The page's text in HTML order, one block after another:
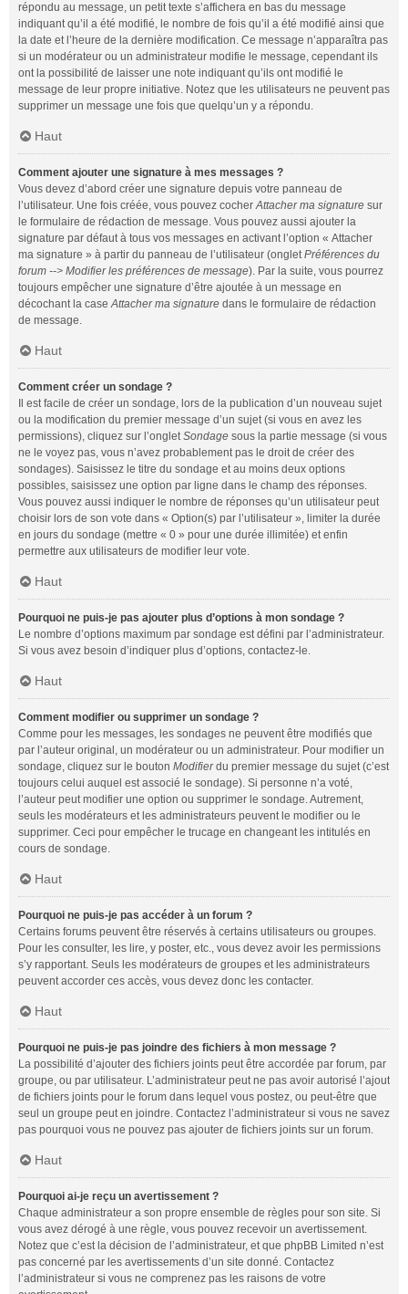
répondu au message, un petit texte s’affichera en bas du message
indiquant qu’il a été modifié, le nombre de fois qu’il a été modifié ainsi que
la date et l’heure de la dernière modification. Ce message n’apparaîtra pas
si un modérateur ou un administrateur modifie le message, cependant ils
ont la possibilité de laisser une note indiquant qu’ils ont modifié le
message de leur propre initiative. Notez que les utilisateurs ne peuvent pas
supprimer un message une fois que quelqu’un y a répondu.
Haut
Comment ajouter une signature à mes messages ?
Vous devez d’abord créer une signature depuis votre panneau de
l’utilisateur. Une fois créée, vous pouvez cocherAttacher ma signature sur
le formulaire de rédaction de message. Vous pouvez aussi ajouter la
signature par défaut à tous vos messages en activant l’option « Attacher
ma signature » à partir du panneau de l’utilisateur (ongletPréférences du
forum --> Modifier les préférences de message). Par la suite, vous pourrez
toujours empêcher une signature d’être ajoutée à un message en
décochant la caseAttacher ma signature dans le formulaire de rédaction
de message.
Haut
Comment créer un sondage ?
Il est facile de créer un sondage, lors de la publication d’un nouveau sujet
ou la modification du premier message d’un sujet (si vous en avez les
permissions), cliquez sur l’ongletSondage sous la partie message (si vous
ne le voyez pas, vous n’avez probablement pas le droit de créer des
sondages). Saisissez le titre du sondage et au moins deux options
possibles, saisissez une option par ligne dans le champ des réponses.
Vous pouvez aussi indiquer le nombre de réponses qu’un utilisateur peut
choisir lors de son vote dans « Option(s) par l’utilisateur », limiter la durée
en jours du sondage (mettre « 0 » pour une durée illimitée) et enfin
permettre aux utilisateurs de modifier leur vote.
Haut
Pourquoi ne puis-je pas ajouter plus d’options à mon sondage ?
Le nombre d’options maximum par sondage est défini par l’administrateur.
Si vous avez besoin d’indiquer plus d’options, contactez-le.
Haut
Comment modifier ou supprimer un sondage ?
Comme pour les messages, les sondages ne peuvent être modifiés que
par l’auteur original, un modérateur ou un administrateur. Pour modifier un
sondage, cliquez sur le bouton Modifierdu premier message du sujet (c’est
toujours celui auquel est associé le sondage). Si personne n’a voté,
l’auteur peut modifier une option ou supprimer le sondage. Autrement,
seuls les modérateurs et les administrateurs peuvent le modifier ou le
supprimer. Ceci pour empêcher le trucage en changeant les intitulés en
cours de sondage.
Haut
Pourquoi ne puis-je pas accéder à un forum ?
Certains forums peuvent être réservés à certains utilisateurs ou groupes.
Pour les consulter, les lire, y poster, etc., vous devez avoir les permissions
s’y rapportant. Seuls les modérateurs de groupes et les administrateurs
peuvent accorder ces accès, vous devez donc les contacter.
Haut
Pourquoi ne puis-je pas joindre des fichiers à mon message ?
La possibilité d’ajouter des fichiers joints peut être accordée par forum, par
groupe, ou par utilisateur. L’administrateur peut ne pas avoir autorisé l’ajout
de fichiers joints pour le forum dans lequel vous postez, ou peut-être que
seul un groupe peut en joindre. Contactez l’administrateur si vous ne savez
pas pourquoi vous ne pouvez pas ajouter de fichiers joints sur un forum.
Haut
Pourquoi ai-je reçu un avertissement ?
Chaque administrateur a son propre ensemble de règles pour son site. Si
vous avez dérogé à une règle, vous pouvez recevoir un avertissement.
Notez que c’est la décision de l’administrateur, et que phpBB Limited n’est
pas concerné par les avertissements d’un site donné. Contactez
l’administrateur si vous ne comprenez pas les raisons de votre